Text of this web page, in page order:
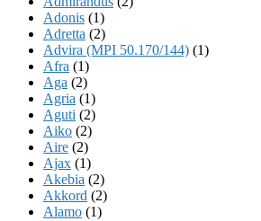
Adonis (1)
Adretta (2)
Advira (MPI 50.170/144) (1)
Afra (1)
Aga (2)
Agria (1)
Aguti (2)
Aiko (2)
Aire (2)
Ajax (1)
Akebia (2)
Akkord (2)
Alamo (1)